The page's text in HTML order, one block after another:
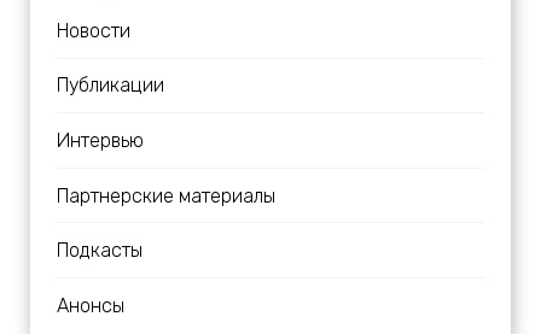
Новости
Публикации
Интервью
Партнерские материалы
Подкасты
Анонсы